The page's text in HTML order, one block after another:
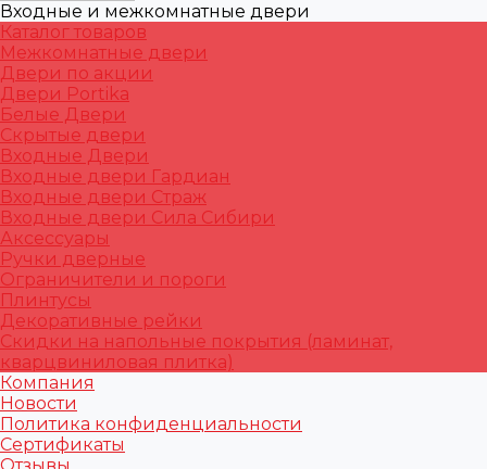
Входные и межкомнатные двери
Каталог товаров
Межкомнатные двери
Двери по акции
Двери Portika
Белые Двери
Скрытые двери
Входные Двери
Входные двери Гардиан
Входные двери Страж
Входные двери Сила Сибири
Аксессуары
Ручки дверные
Ограничители и пороги
Плинтусы
Декоративные рейки
Скидки на напольные покрытия (ламинат,
кварцвиниловая плитка)
Компания
Новости
Политика конфиденциальности
Сертификаты